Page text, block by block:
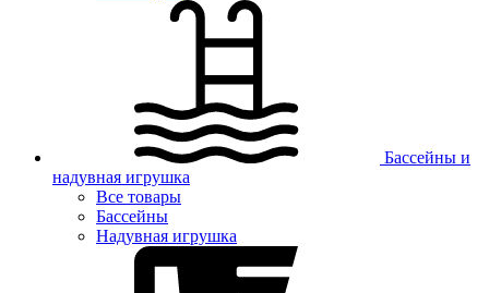
Бассейны и
надувная игрушка
Все товары
Бассейны
Надувная игрушка